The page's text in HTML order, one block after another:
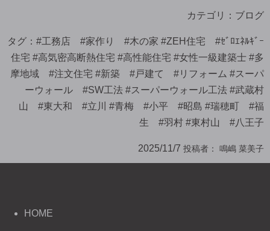
カテゴリ： ブログ
タグ： #工務店 #家作り #木の家 #ZEH住宅 #ｾﾞﾛｴﾈﾙｷﾞｰ
住宅 #高気密高断熱住宅 #高性能住宅 #女性一級建築士 #多
摩地域 #注文住宅 #新築 #戸建て #リフォーム #スーパ
ーウォール #SW工法 #スーパーウォール工法 #武蔵村
山 #東大和 #立川 #青梅 #小平 #昭島 #瑞穂町 #福
生 #羽村 #東村山 #八王子
2025/11/7 投稿者： 鳴嶋 菜美子
HOME